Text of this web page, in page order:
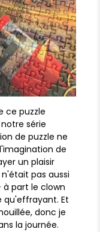
ce puzzle
série
de puzzle ne
de
un plaisir
pas aussi
part le clown
qu'effrayant. Et
donc je
la journée.